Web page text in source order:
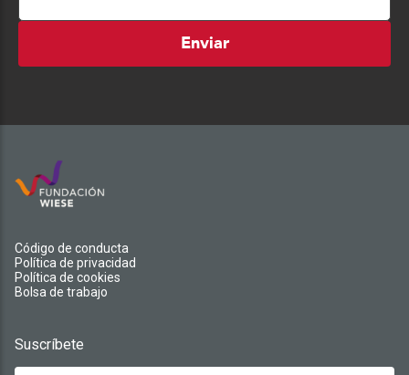
Enviar
Código de conducta
Política de privacidad
Política de cookies
Bolsa de trabajo
Suscríbete